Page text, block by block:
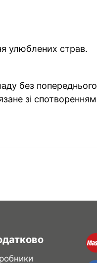
улюблених страв.
без попереднього
зі спотворенням